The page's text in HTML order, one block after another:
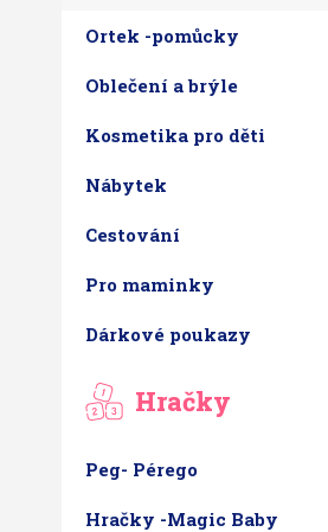
Ortek -pomůcky
Oblečení a brýle
Kosmetika pro děti
Nábytek
Cestování
Pro maminky
Dárkové poukazy
Hračky
Peg- Pérego
Hračky -Magic Baby